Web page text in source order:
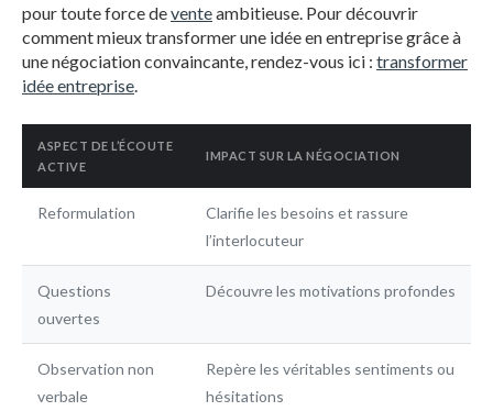
pour toute force deventeambitieuse. Pour découvrir
comment mieux transformer une idée en entreprise grâce à
une négociation convaincante, rendez-vous ici : transformer
idée entreprise.
ASPECT DE L’ÉCOUTE
ACTIVE
IMPACT SUR LA NÉGOCIATION
Reformulation
Clarifie les besoins et rassure
l’interlocuteur
Questions
ouvertes
Découvre les motivations profondes
Observation non
verbale
Repère les véritables sentiments ou
hésitations